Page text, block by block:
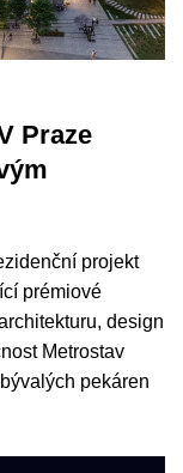
Praze
projekt
prémiové
design
Metrostav
pekáren